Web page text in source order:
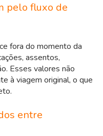
pelo fluxo de
fora do momento da
assentos,
Esses valores não
à viagem original, o que
entre